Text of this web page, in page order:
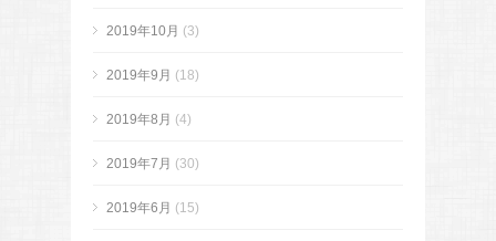
2019年10月 (3)
2019年9月 (18)
2019年8月 (4)
2019年7月 (30)
2019年6月 (15)